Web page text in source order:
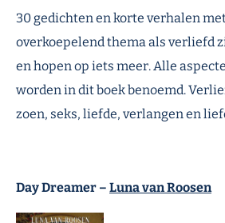
30 gedichten en korte verhalen
overkoepelend thema als verliefd
en hopen op iets meer. Alle
worden in dit boek benoemd.
zoen, seks, liefde, verlangen en
Day Dreamer – Luna van Roosen